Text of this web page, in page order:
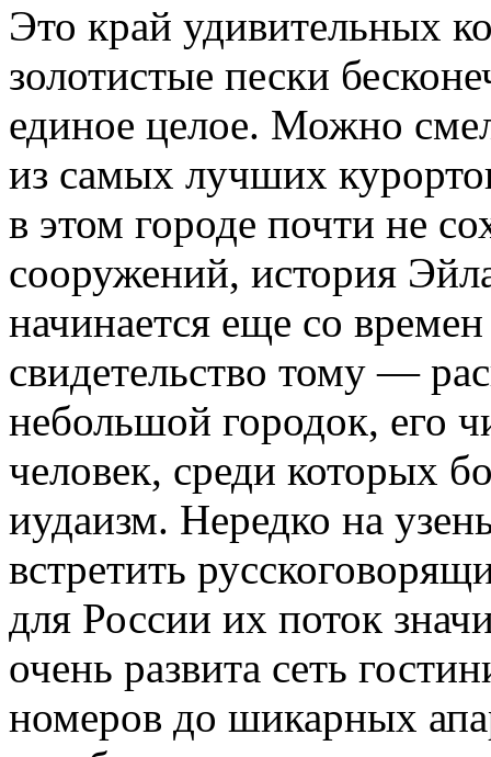
Это край удивительных
золотистые пески
единое целое. Можно
из самых лучших
в этом городе почти не
сооружений, история
начинается еще со
свидетельство тому —
небольшой городок, его
человек, среди которых
иудаизм. Нередко на
встретить
для России их поток
очень развита сеть
номеров до шикарных